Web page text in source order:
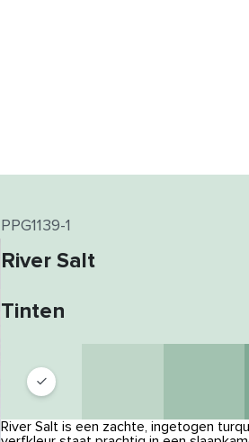
PPG1139-1
River Salt
Tinten
River Salt is een zachte, ingetogen